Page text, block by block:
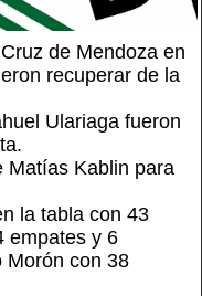
de Mendoza en
recuperar de la
Ulariaga fueron
Matías Kablin para
la tabla con 43
empates y 6
Morón con 38